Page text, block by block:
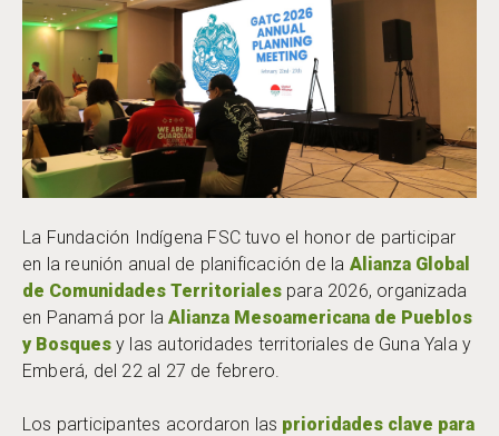
La Fundación Indígena FSC tuvo el honor de participar
en la reunión anual de planificación de la Alianza Global
de Comunidades Territoriales para 2026, organizada
en Panamá por laAlianza Mesoamericana de Pueblos
y Bosques y las autoridades territoriales de Guna Yala y
Emberá, del 22 al 27 de febrero.
Los participantes acordaron las prioridades clave para